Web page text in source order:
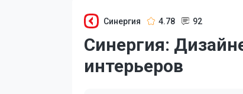
Синергия 4.78 92
Синергия:
интерьеров